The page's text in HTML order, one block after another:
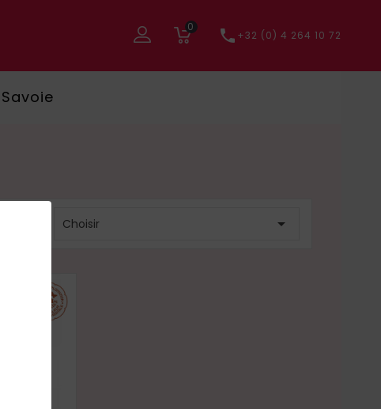
0  +32 (0) 4 264 10 72
Savoie
Choisir 